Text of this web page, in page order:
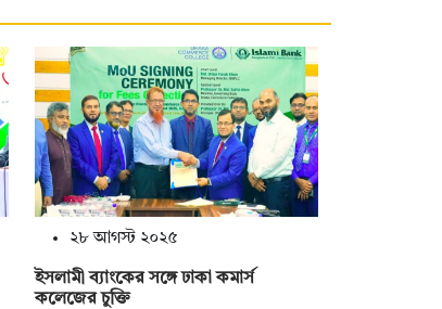
২৮ আগস্ট ২০২৫
ইসলামী ব্যাংকের সঙ্গে ঢাকা কমার্স
কলেজের চুক্তি